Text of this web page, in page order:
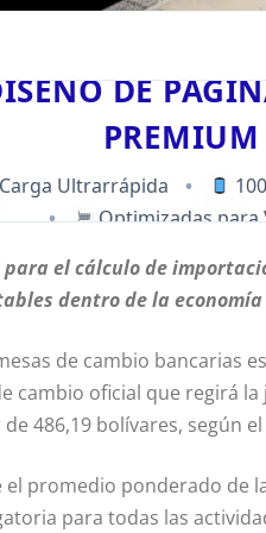
DE
PREMIUM
Carga Ultrarrápida •
•
Optimizadas para
el cálculo de
dentro de la economía
de cambio bancarias
cambio oficial que regirá
486,19 bolívares, según
promedio ponderado de
para todas las